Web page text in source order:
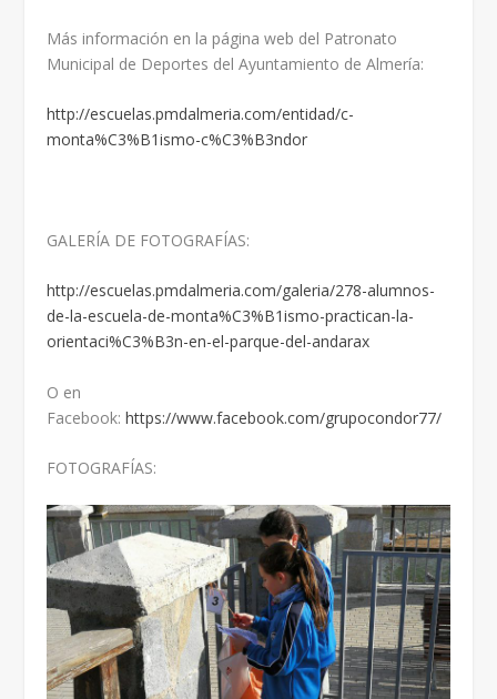
Más información en la página web del Patronato
Municipal de Deportes del Ayuntamiento de Almería:
http://escuelas.pmdalmeria.com/entidad/c-
monta%C3%B1ismo-c%C3%B3ndor
GALERÍA DE FOTOGRAFÍAS:
http://escuelas.pmdalmeria.com/galeria/278-alumnos-
de-la-escuela-de-monta%C3%B1ismo-practican-la-
orientaci%C3%B3n-en-el-parque-del-andarax
O en
Facebook:https://www.facebook.com/grupocondor77/
FOTOGRAFÍAS: